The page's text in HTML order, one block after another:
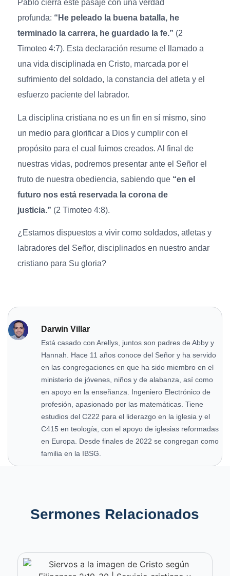
Pablo cierra este pasaje con una verdad
profunda: “He peleado la buena batalla, he
terminado la carrera, he guardado la fe.” (2
Timoteo 4:7). Esta declaración resume el llamado a
una vida disciplinada en Cristo, marcada por el
sufrimiento del soldado, la constancia del atleta y el
esfuerzo paciente del labrador.
La disciplina cristiana no es un fin en sí mismo, sino
un medio para glorificar a Dios y cumplir con el
propósito para el cual fuimos creados. Al final de
nuestras vidas, podremos presentar ante el Señor el
fruto de nuestra obediencia, sabiendo que “en el
futuro nos está reservada la corona de
justicia.” (2 Timoteo 4:8).
¿Estamos dispuestos a vivir como soldados, atletas y
labradores del Señor, disciplinados en nuestro andar
cristiano para Su gloria?
Darwin Villar
Está casado con Arellys, juntos son padres de Abby y
Hannah. Hace 11 años conoce del Señor y ha servido
en las congregaciones en que ha sido miembro en el
ministerio de jóvenes, niños y de alabanza, así como
en apoyo en la enseñanza. Ingeniero Electrónico de
profesión, apasionado por las matemáticas. Tiene
estudios del C222 para el liderazgo en la iglesia y el
C415 en teología, con el apoyo de iglesias reformadas
en Europa. Desde finales de 2022 se congregan como
familia en la IBSG.
Sermones Relacionados